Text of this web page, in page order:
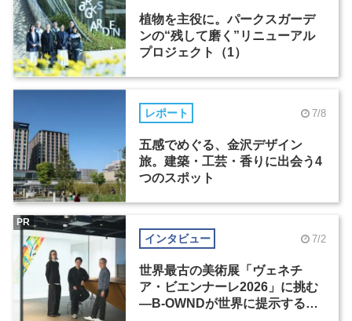
植物を主役に。パークスガーデ
ンの“残して磨く”リニューアル
プロジェクト（1）
レポート 7/8
五感でめぐる、金沢デザイン
旅。建築・工芸・香りに出会う4
つのスポット
インタビュー 7/2
世界最古の美術展「ヴェネチ
ア・ビエンナーレ2026」に挑む
―B-OWNDが世界に提示する美
PR